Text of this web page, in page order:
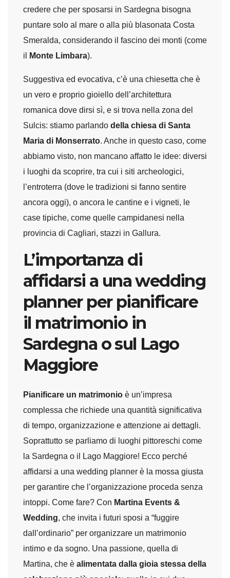
credere che per sposarsi in Sardegna bisogna
puntare solo al mare o alla più blasonata Costa
Smeralda, considerando il fascino dei monti (come
il
Monte Limbara).
Suggestiva ed evocativa, c’è una chiesetta che è
un vero e proprio gioiello dell’architettura
romanica dove dirsi sì, e si trova nella zona del
Sulcis: stiamo parlando della chiesa di Santa
Maria di Monserrato. Anche in questo caso, come
abbiamo visto, non mancano affatto le idee: diversi
i luoghi da scoprire, tra cui i siti archeologici,
l’entroterra (dove le tradizioni si fanno sentire
ancora oggi), o ancora le cantine e i vigneti, le
case tipiche, come quelle campidanesi nella
provincia di Cagliari, stazzi in Gallura.
L’importanza di
affidarsi a una wedding
planner per pianificare
il matrimonio in
Sardegna o sul Lago
Maggiore
Pianificare un matrimonio è un’impresa
complessa che richiede una quantità significativa
di tempo, organizzazione e attenzione ai dettagli.
Soprattutto se parliamo di luoghi pittoreschi come
la Sardegna o il Lago Maggiore! Ecco perché
affidarsi a una wedding planner è la mossa giusta
per garantire che l’organizzazione proceda senza
intoppi. Come fare? Con Martina Events &
Wedding, che invita i futuri sposi a “fuggire
dall’ordinario” per organizzare un matrimonio
intimo e da sogno. Una passione, quella di
Martina, che è alimentata dalla gioia stessa della